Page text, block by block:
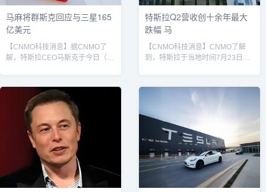
马麻将群斯克回应与三星165
亿美元
【CNMO科技消息】据CNMO了
解，特斯拉CEO马斯克于今日（7
将为特斯拉生产半导体。特斯拉在
今日早些时候，三星电子宣布，三
星半导体(DS)部门下属的晶圆代工
事业部签署了一项规模高达
22.7648亿万亿韩元(约合165亿美
元)的半导体委托生产供应合同，该
数字相当于公司去年全年总销售额
的7.6%。三星基于商业机密保护要
求，无法透露合同对...
特斯拉Q2营收创十余年最大
跌幅 马
【CNMO科技消息】CNMO了解
到，特斯拉于当地时间7月23日发
美元，同比减少12%，市场预期
226.38亿美元；毛利率为17.2%；
析，特斯拉遭遇了自成立以来营收
的最大下滑，特别是在重要市场如
德国、美国和中国。对此，特斯拉
CEO马斯克警告称，特斯拉正处于
一个“不寻常的转型期”，恐怕会面